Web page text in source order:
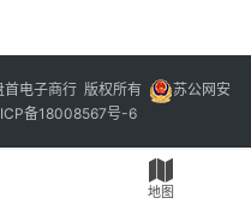
电子商行 版权所有
苏公网安
备18008567号-6
地图